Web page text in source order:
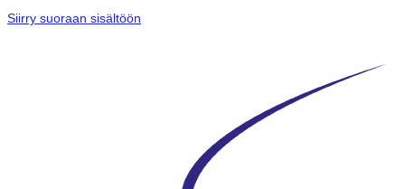
Siirry suoraan sisältöön